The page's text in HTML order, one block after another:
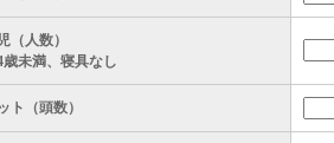
（人数）
未満、寝具なし
ト（頭数）